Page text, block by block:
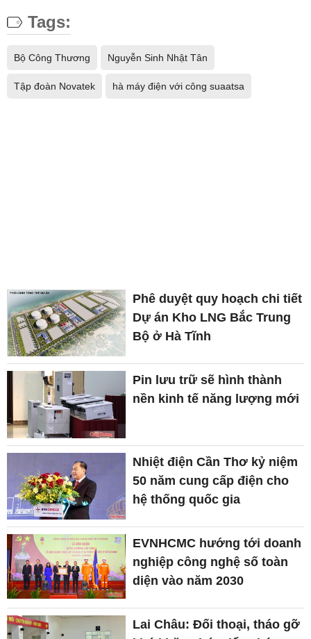
Tags:
Bộ Công Thương Nguyễn Sinh Nhật Tân
Tập đoàn Novatek hà máy điện với công suaatsa
Phê duyệt quy hoạch chi tiết
Dự án Kho LNG Bắc Trung
Bộ ở Hà Tĩnh
Pin lưu trữ sẽ hình thành
nền kinh tế năng lượng mới
Nhiệt điện Cần Thơ kỷ niệm
50 năm cung cấp điện cho
hệ thống quốc gia
EVNHCMC hướng tới doanh
nghiệp công nghệ số toàn
diện vào năm 2030
Lai Châu: Đối thoại, tháo gỡ